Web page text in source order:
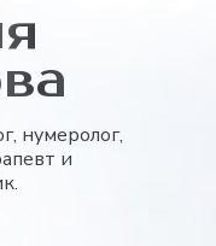
нумеролог,
и